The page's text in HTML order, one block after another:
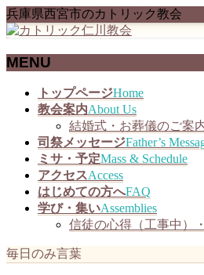
兵庫県西宮市のカトリック教会
MENU
トップページHome
教会案内About Us
結婚式・お葬儀のご案
司祭メッセージFather’s
ミサ・予定Mass & Schedule
アクセスAccess
はじめての方へFAQ
学び・集いAssemblies
信徒の心得（工事中）
毎日のみ言葉